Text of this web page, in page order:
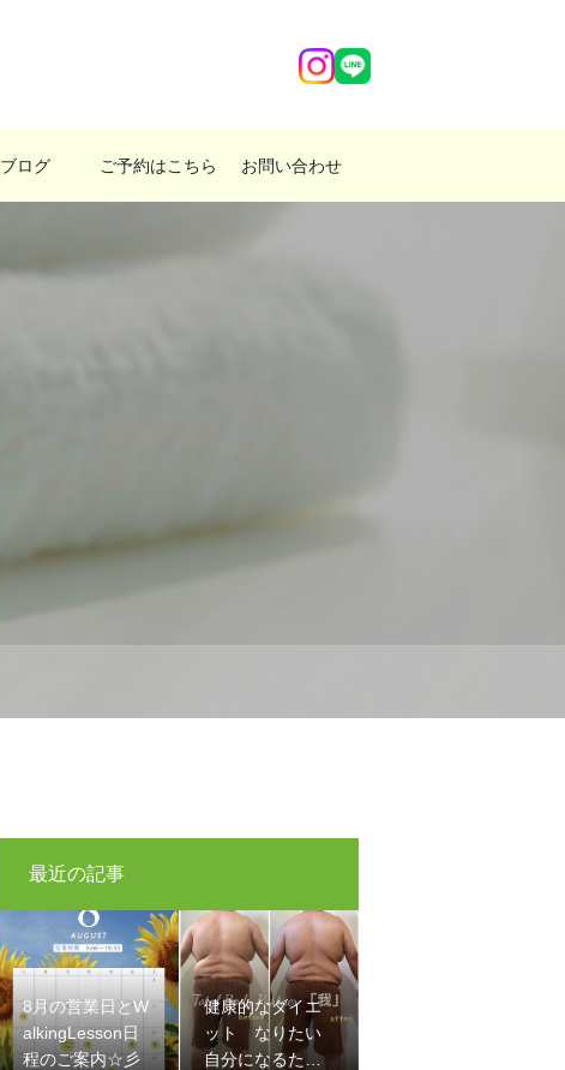
ブログ ご予約はこちら お問い合わせ
最近の記事
8月の営業日とW
alkingLesson日
程のご案内☆彡
健康的なダイエ
ット なりたい
自分になるため